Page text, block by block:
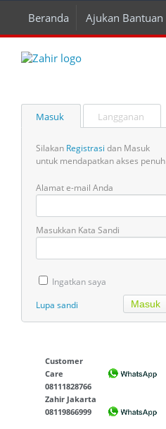
Beranda Ajukan Bantuan
Masuk Langganan
Silakan Registrasi dan Masuk
untuk mendapatkan akses penuh
Alamat e-mail Anda
Masukkan Kata Sandi
Ingatkan saya
Lupa sandi
Customer
Care
08111828766
Zahir Jakarta
08119866999